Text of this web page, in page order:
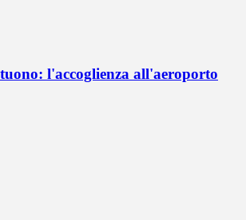
l'accoglienza all'aeroporto